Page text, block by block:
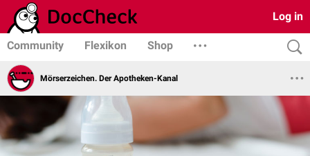
Log in
Community Flexikon Shop
Mörserzeichen. Der Apotheken-Kanal